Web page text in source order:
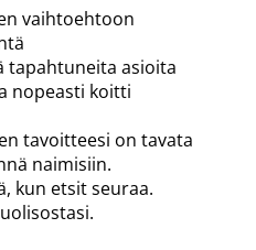
vaihtoehtoon
tapahtuneita asioita
nopeasti koitti
tavoitteesi on tavata
naimisiin.
kun etsit seuraa.